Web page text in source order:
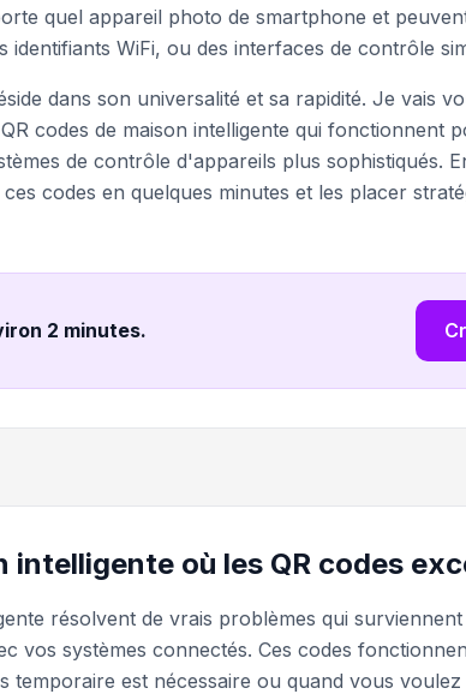
quel appareil photo de smartphone et
WiFi, ou des interfaces de contrôle
dans son universalité et sa rapidité. Je vais
codes de maison intelligente qui fonctionnent
de contrôle d'appareils plus sophistiqués.
codes en quelques minutes et les placer
2 minutes.
intelligente où les QR codes
résolvent de vrais problèmes qui
vos systèmes connectés. Ces codes
temporaire est nécessaire ou quand vous